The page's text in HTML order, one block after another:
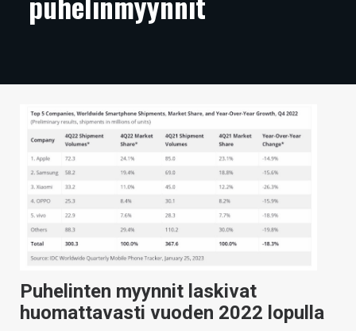
ARTIKKELIT
TECHBBS
TIETOA
HINTA.FI
KAUPPA
VAIHDA TEEMA
HAKU
Puhelinten myynnit laskivat
huomattavasti vuoden 2022 lopulla